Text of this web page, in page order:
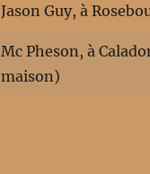
Jason Guy, à
Mc Pheson, à
maison)